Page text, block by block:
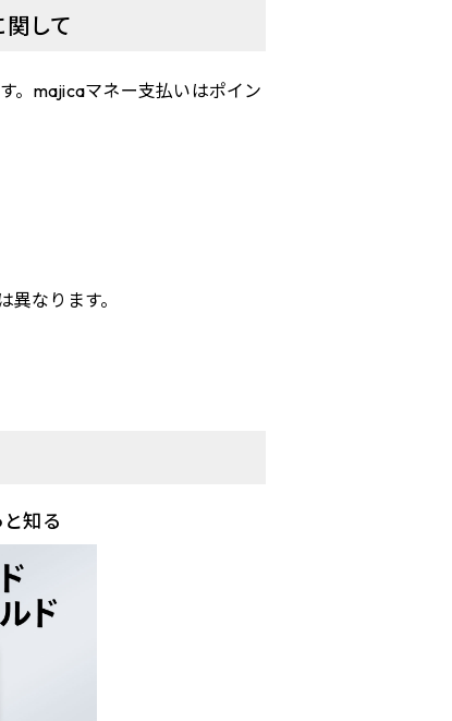
関して
。majicaマネー支払いはポイン
なります。
知る